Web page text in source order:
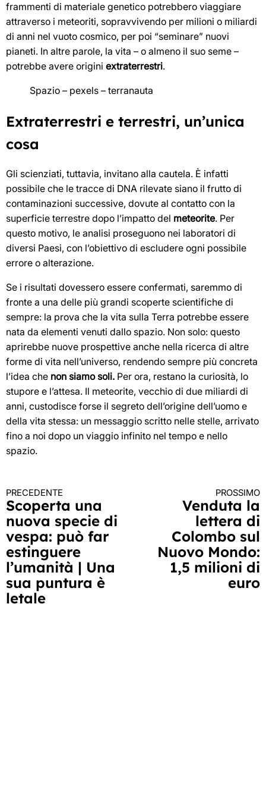
frammenti di materiale genetico potrebbero viaggiare
attraverso i meteoriti, sopravvivendo per milioni o miliardi
di anni nel vuoto cosmico, per poi “seminare” nuovi
pianeti. In altre parole, la vita – o almeno il suo seme –
potrebbe avere origini extraterrestri.
Spazio – pexels – terranauta
Extraterrestri e terrestri, un’unica
cosa
Gli scienziati, tuttavia, invitano alla cautela. È infatti
possibile che le tracce di DNA rilevate siano il frutto di
contaminazioni successive, dovute al contatto con la
superficie terrestre dopo l’impatto del meteorite. Per
questo motivo, le analisi proseguono nei laboratori di
diversi Paesi, con l’obiettivo di escludere ogni possibile
errore o alterazione.
Se i risultati dovessero essere confermati, saremmo di
fronte a una delle più grandi scoperte scientifiche di
sempre: la prova che la vita sulla Terra potrebbe essere
nata da elementi venuti dallo spazio. Non solo: questo
aprirebbe nuove prospettive anche nella ricerca di altre
forme di vita nell’universo, rendendo sempre più concreta
l’idea che non siamo soli. Per ora, restano la curiosità, lo
stupore e l’attesa. Il meteorite, vecchio di due miliardi di
anni, custodisce forse il segreto dell’origine dell’uomo e
della vita stessa: un messaggio scritto nelle stelle, arrivato
fino a noi dopo un viaggio infinito nel tempo e nello
spazio.
Continua
a
leggere
PRECEDENTE
Scoperta una
nuova specie di
vespa: può far
estinguere
l’umanità | Una
sua puntura è
letale
PROSSIMO
Venduta la
lettera di
Colombo sul
Nuovo Mondo:
1,5 milioni di
euro